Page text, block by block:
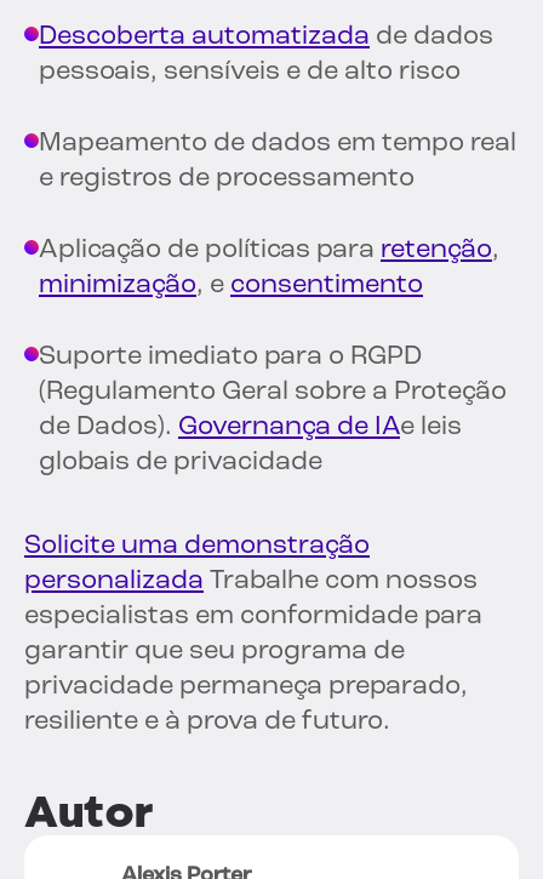
Descoberta automatizada de dados
pessoais, sensíveis e de alto risco
Mapeamento de dados em tempo real
e registros de processamento
Aplicação de políticas para retenção,
minimização, e consentimento
Suporte imediato para o RGPD
(Regulamento Geral sobre a Proteção
de Dados). Governança de IAe leis
globais de privacidade
Solicite uma demonstração
personalizada Trabalhe com nossos
especialistas em conformidade para
garantir que seu programa de
privacidade permaneça preparado,
resiliente e à prova de futuro.
Autor